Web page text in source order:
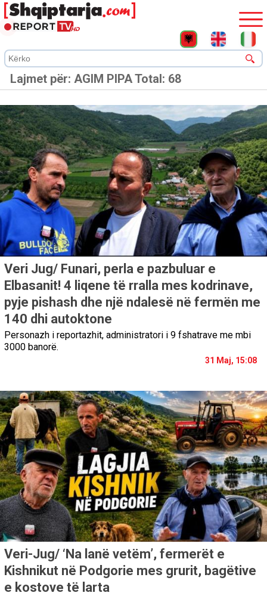
Lajmet për: AGIM PIPATotal: 68
Veri Jug/ Funari, perla e pazbuluar e
Elbasanit! 4 liqene të rralla mes kodrinave,
pyje pishash dhe një ndalesë në fermën me
140 dhi autoktone
Personazh i reportazhit, administratori i 9 fshatrave me mbi
3000 banorë.
31 Maj, 15:08
Veri-Jug/ ‘Na lanë vetëm’, fermerët e
Kishnikut në Podgorie mes grurit, bagëtive
e kostove të larta